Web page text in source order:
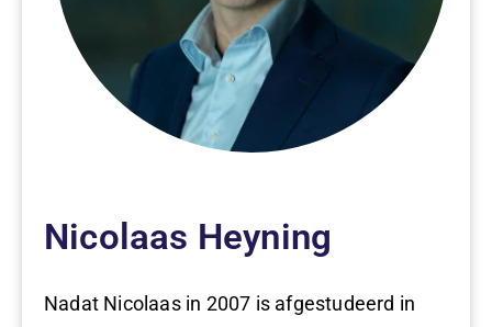
Nicolaas Heyning
Nadat Nicolaas in 2007 is afgestudeerd in